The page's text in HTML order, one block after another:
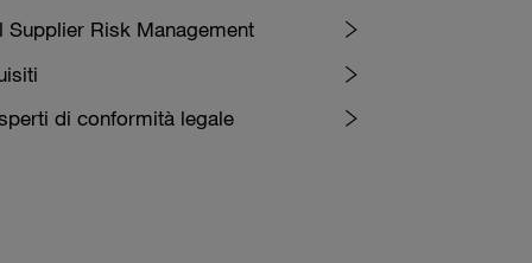
Supplier Risk Management
di conformità legale